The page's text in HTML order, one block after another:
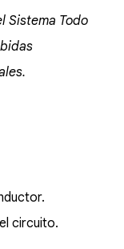
Sistema Todo
circuito.